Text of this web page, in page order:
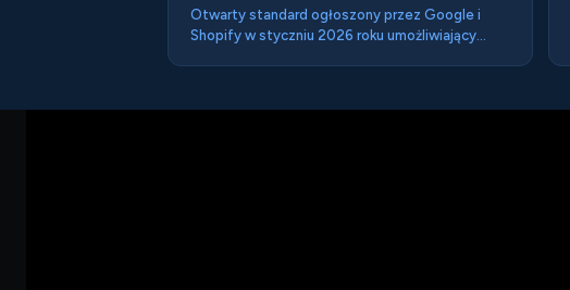
optymalizacji pod człowieka.
Otwarty standard ogłoszony przez Google i
Shopify w styczniu 2026 roku umożliwiający